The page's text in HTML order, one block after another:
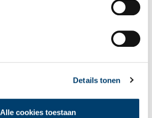
Details tonen
Alle cookies toestaan